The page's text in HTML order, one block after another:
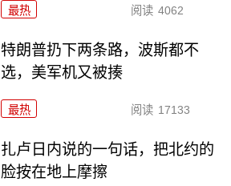
最热 阅读 4062
特朗普扔下两条路，波斯都不
选，美军机又被揍
最热 阅读 17133
扎卢日内说的一句话，把北约的
脸按在地上摩擦